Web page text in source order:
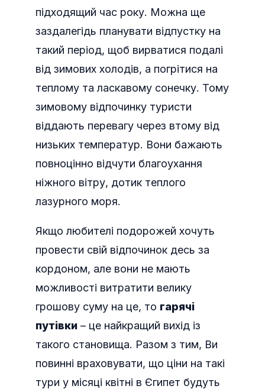
підходящий час року. Можна ще
заздалегідь планувати відпустку на
такий період, щоб вирватися подалі
від зимових холодів, а погрітися на
теплому та ласкавому сонечку. Тому
зимовому відпочинку туристи
віддають перевагу через втому від
низьких температур. Вони бажають
повноцінно відчути благоухання
ніжного вітру, дотик теплого
лазурного моря.
Якщо любителі подорожей хочуть
провести свій відпочинок десь за
кордоном, але вони не мають
можливості витратити велику
грошову суму на це, то гарячі
путівки – це найкращий вихід із
такого становища. Разом з тим, Ви
повинні враховувати, що ціни на такі
тури у місяці квітні в Єгипет будуть